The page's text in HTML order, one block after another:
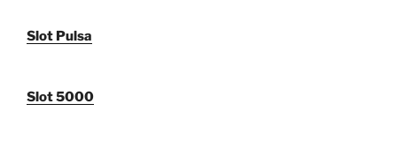
Slot Pulsa
Slot 5000